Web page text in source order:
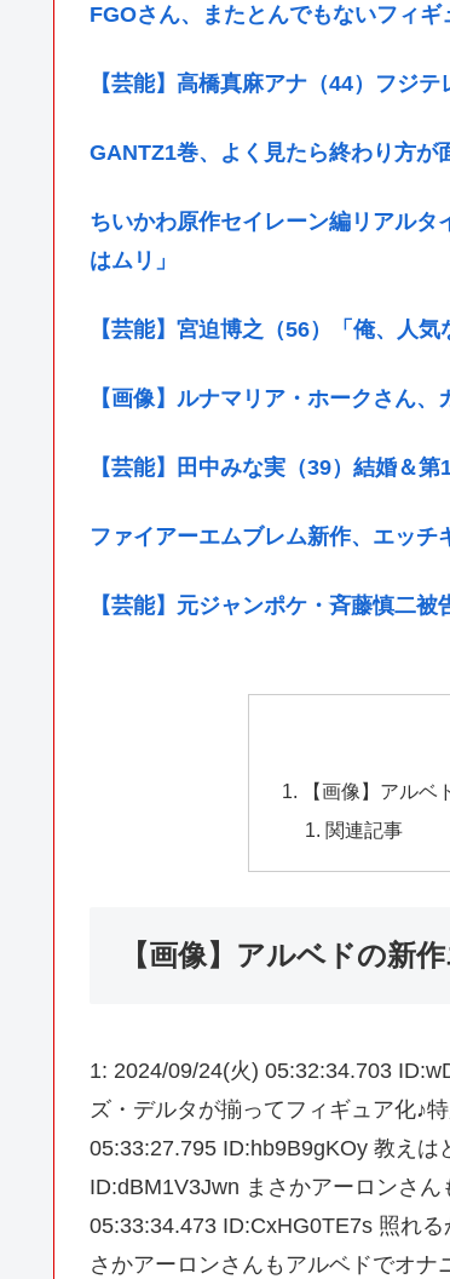
FGOさん、またとんでもないフィギ
【芸能】高橋真麻アナ（44）フジ
GANTZ1巻、よく見たら終わり方が
ちいかわ原作セイレーン編リアル
はムリ」
【芸能】宮迫博之（56）「俺、人
【画像】ルナマリア・ホークさん、
【芸能】田中みな実（39）結婚＆
ファイアーエムブレム新作、エッチ
【芸能】元ジャンポケ・斉藤慎二被
【画像】アル
関連記事
【画像】アルベドの新
1: 2024/09/24(火) 05:32:34.703
ズ・デルタが揃ってフィギュア化♪
05:33:27.795 ID:hb9B9gKOy 教え
ID:dBM1V3Jwn まさかアーロンさ
05:33:34.473 ID:CxHG0TE7s 照れ
さかアーロンさんもアルベドでオ